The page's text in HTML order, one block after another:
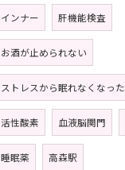
インナー 肝機能検査
お酒が止められない
ストレスから眠れなくなった
活性酸素 血液脳関門
睡眠薬 高森駅